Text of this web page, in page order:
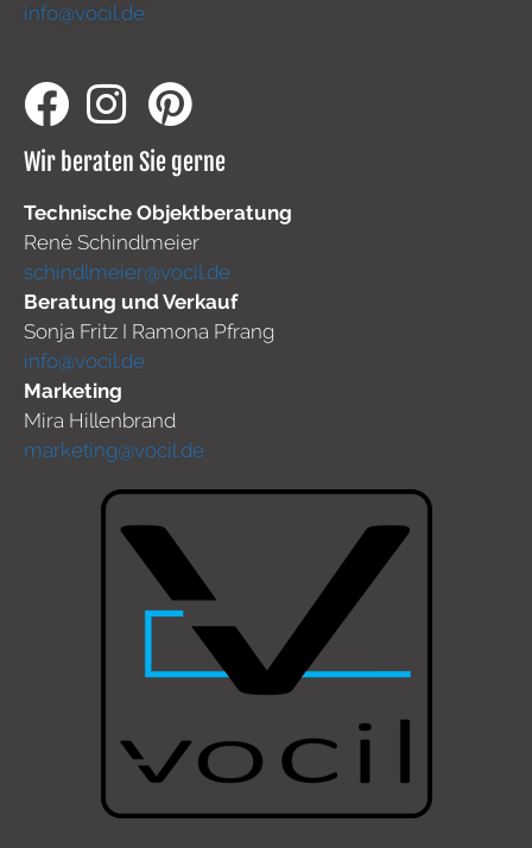
info@vocil.de
Wir beraten Sie gerne
Technische Objektberatung
René Schindlmeier
schindlmeier@vocil.de
Beratung und Verkauf
Sonja Fritz I Ramona Pfrang
info@vocil.de
Marketing
Mira Hillenbrand
marketing@vocil.de